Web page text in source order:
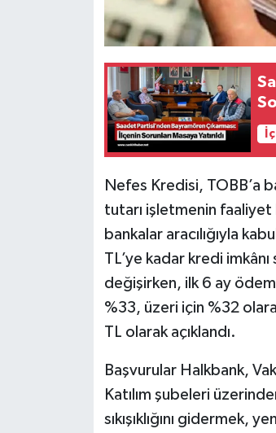
Nefes Kredisi, TOBB’a
tutarı işletmenin
bankalar aracılığıyla
TL’ye kadar kredi
değişirken, ilk 6 ay
%33, üzeri için %32
TL olarak açıklandı.
Başvurular Halkbank,
Katılım şubeleri
sıkışıklığını gidermek,